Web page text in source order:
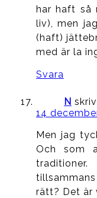
har haft så
liv), men
(haft)
med är la
Svara
N
14
Men jag
Och som
rätt? Det är